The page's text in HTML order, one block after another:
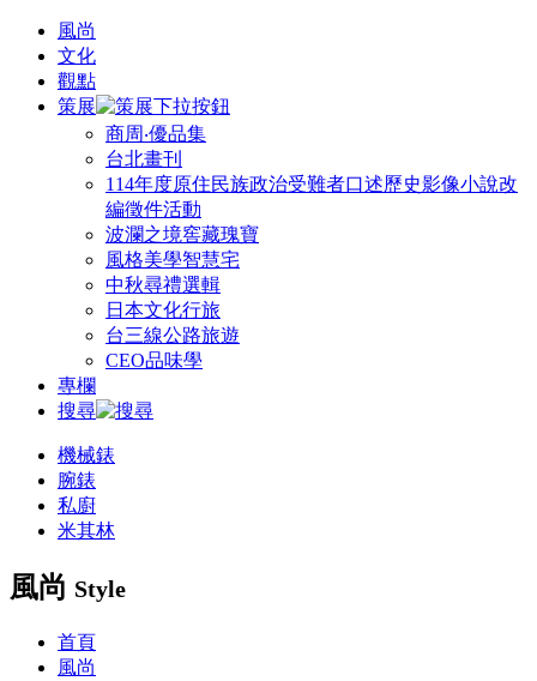
風尚
文化
觀點
策展
商周‧優品集
台北畫刊
114年度原住民族政治受難者口述歷史影像小說改
編徵件活動
波瀾之境窖藏瑰寶
風格美學智慧宅
中秋尋禮選輯
日本文化行旅
台三線公路旅遊
CEO品味學
專欄
搜尋
機械錶
腕錶
私廚
米其林
風尚 Style
首頁
風尚